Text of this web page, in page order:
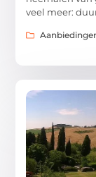
veel meer: